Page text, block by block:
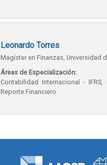
Leonardo Torres
Magíster en Finanzas, Universidad
Áreas de Especialización:
Contabilidad Internacional -
Reporte Financiero